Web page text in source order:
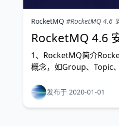
RocketMQ #RocketMQ 4.6
RocketMQ 4.6
1、RocketMQ简介
概念，如Group、Topic
发布于 2020-01-01